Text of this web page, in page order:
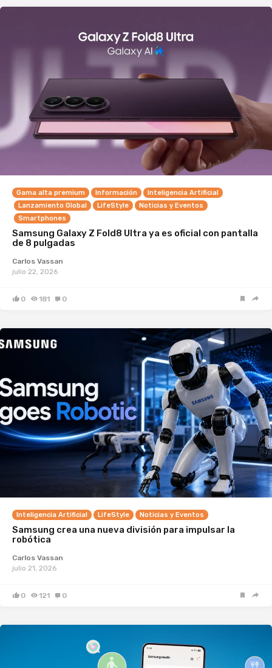
Gama alta premium Información
Inteligencia Artificial
Lanzamiento Global
LifeStyle
Noticias y Eventos
Smartphones
Samsung Galaxy Z Fold8 Ultra ya es oficial con pantalla
de 8 pulgadas
Carlos Vassan
julio 22, 2026
0 181 0
Inteligencia Artificial LifeStyle Noticias y Eventos
Samsung crea una nueva división para impulsar la
robótica
Carlos Vassan
julio 21, 2026
0 121 0